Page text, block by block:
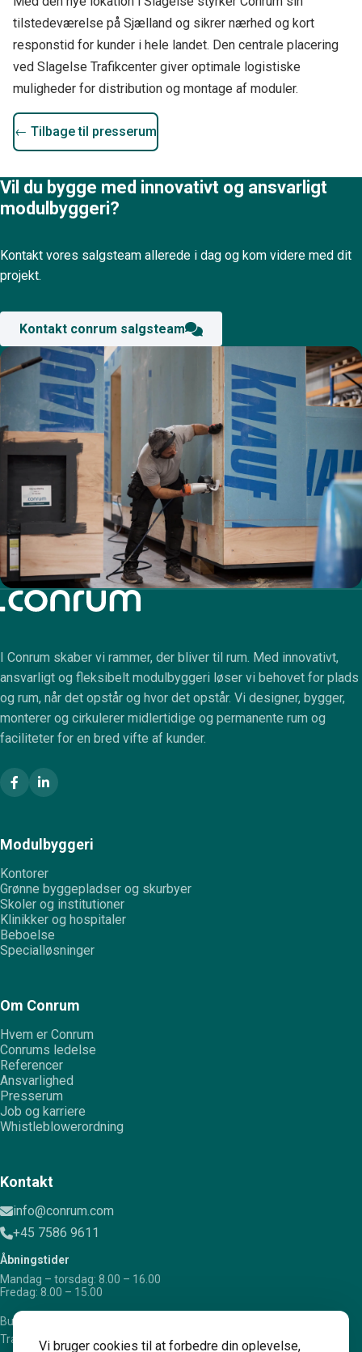
Vi bruger cookies til at forbedre din oplevelse,
tilstedeværelse på Sjælland og sikrer nærhed og kort
responstid for kunder i hele landet. Den centrale placering
ved Slagelse Trafikcenter giver optimale logistiske
muligheder for distribution og montage af moduler.
← Tilbage til presserum
Vil du bygge med innovativt og ansvarligt
modulbyggeri?
Kontakt vores salgsteam allerede i dag og kom videre med dit
projekt.
Kontakt conrum salgsteam
I Conrum skaber vi rammer, der bliver til rum. Med innovativt,
ansvarligt og fleksibelt modulbyggeri løser vi behovet for plads
og rum, når det opstår og hvor det opstår. Vi designer, bygger,
monterer og cirkulerer midlertidige og permanente rum og
faciliteter for en bred vifte af kunder.
Modulbyggeri
Kontorer
Grønne byggepladser og skurbyer
Skoler og institutioner
Klinikker og hospitaler
Beboelse
Specialløsninger
Om Conrum
Hvem er Conrum
Conrums ledelse
Referencer
Ansvarlighed
Presserum
Job og karriere
Whistleblowerordning
Kontakt
info@conrum.com
+45 7586 9611
Åbningstider
Mandag – torsdag: 8.00 – 16.00
Fredag: 8.00 – 15.00
Bugattivej 12, 7100 Vejle
Trafikcenter Alle 36, 4200 Slagelse